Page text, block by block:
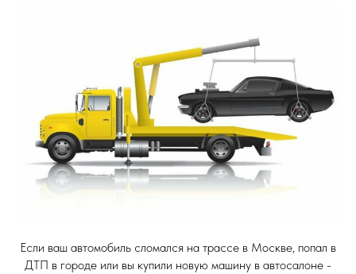
Если ваш автомобиль сломался на трассе в Москве, попал в
ДТП в городе или вы купили новую машину в автосалоне -